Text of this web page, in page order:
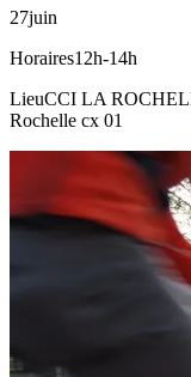
27juin
Horaires12h-14h
LieuCCI LA
Rochelle cx 01